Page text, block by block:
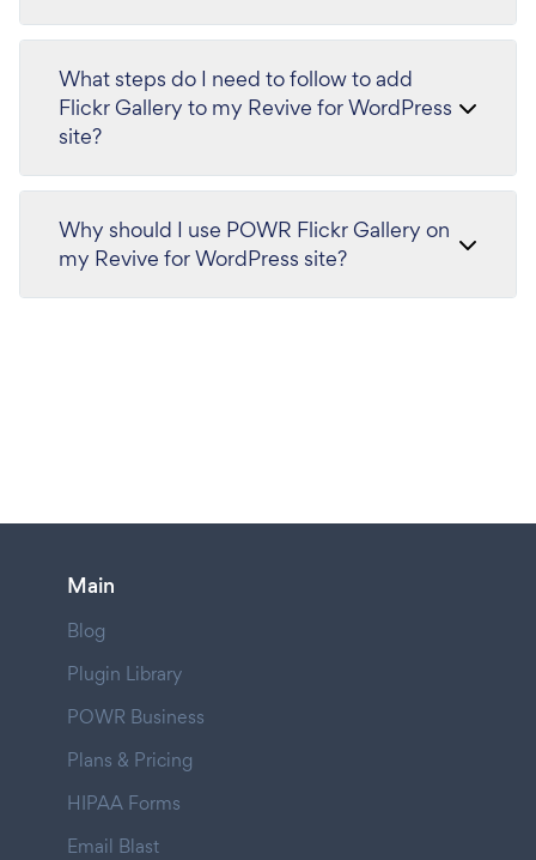
What steps do I need to follow to add
Flickr Gallery to my Revive for WordPress
site?
Why should I use POWR Flickr Gallery on
my Revive for WordPress site?
Main
Blog
Plugin Library
POWR Business
Plans & Pricing
HIPAA Forms
Email Blast